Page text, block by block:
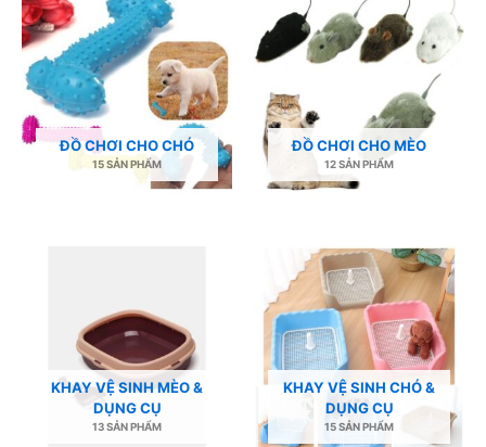
ĐỒ CHƠI CHO CHÓ
15 SẢN PHẨM
ĐỒ CHƠI CHO MÈO
12 SẢN PHẨM
KHAY VỆ SINH MÈO &
DỤNG CỤ
13 SẢN PHẨM
KHAY VỆ SINH CHÓ &
DỤNG CỤ
15 SẢN PHẨM